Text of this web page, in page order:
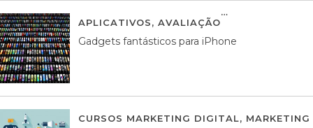
APLICATIVOS, AVALIAÇÃO
Gadgets fantásticos para iPhone
CURSOS MARKETING DIGITAL,